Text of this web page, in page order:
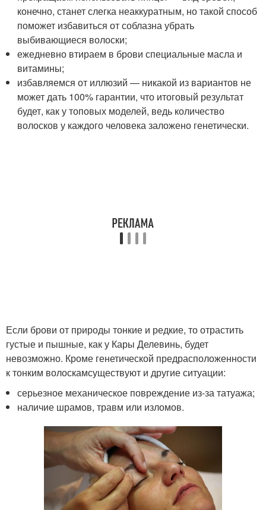
конечно, станет слегка неаккуратным, но такой способ
поможет избавиться от соблазна убрать
выбивающиеся волоски;
ежедневно втираем в брови специальные масла и
витамины;
избавляемся от иллюзий — никакой из вариантов не
может дать 100% гарантии, что итоговый результат
будет, как у топовых моделей, ведь количество
волосков у каждого человека заложено генетически.
Если брови от природы тонкие и редкие, то отрастить
густые и пышные, как у Кары Делевинь, будет
невозможно. Кроме генетической предрасположенности
к тонким волоскамсуществуют и другие ситуации:
серьезное механическое повреждение из-за татуажа;
наличие шрамов, травм или изломов.